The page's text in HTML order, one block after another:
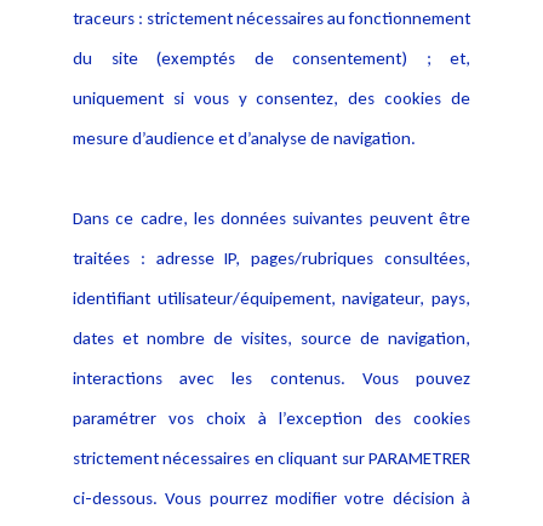
Déclaration d'accessibilité
Notice Légale
Politique de protection des
données
Publications
traceurs : strictement nécessaires au fonctionnement
du site (exemptés de consentement) ; et,
uniquement si vous y consentez, des cookies de
mesure d’audience et d’analyse de navigation.
Dans ce cadre, les données suivantes peuvent être
traitées : adresse IP, pages/rubriques consultées,
identifiant utilisateur/équipement, navigateur, pays,
dates et nombre de visites, source de navigation,
interactions avec les contenus. Vous pouvez
paramétrer vos choix à l’exception des cookies
strictement nécessaires en cliquant sur PARAMETRER
ci-dessous. Vous pourrez modifier votre décision à